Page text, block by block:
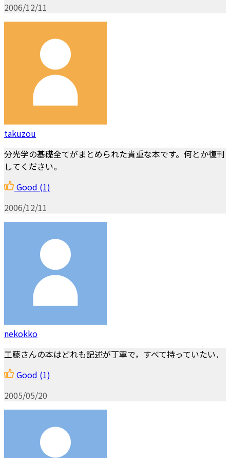
2006/12/11
takuzou
分光学の基礎全てがまとめられた貴重な本です。何とか復刊
してください。
Good (1)
2006/12/11
nekokko
工藤さんの本はどれも記述が丁寧で，すべて持っていたい．
Good (1)
2005/05/20